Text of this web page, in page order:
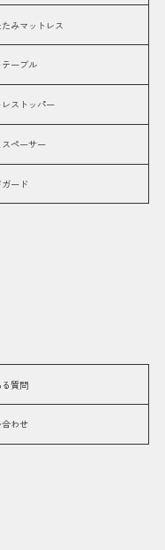
みマットレス
ーブル
ストッパー
ペーサー
ード
る質問
わせ